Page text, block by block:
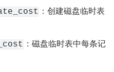
：创建磁盘临时表
：磁盘临时表中每条记